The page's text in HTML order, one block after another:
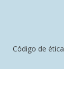
Código de ética